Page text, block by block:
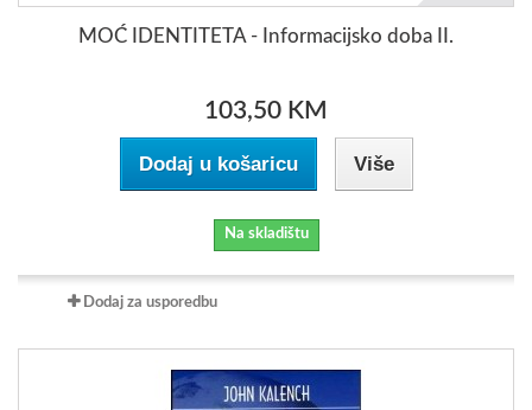
MOĆ IDENTITETA - Informacijsko doba II.
103,50 KM
Dodaj u košaricu Više
Na skladištu
Dodaj za usporedbu